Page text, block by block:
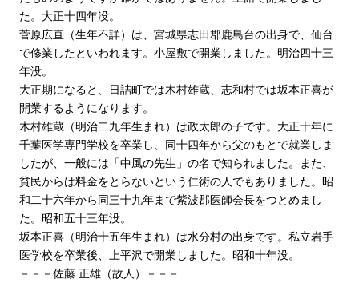
た。大正十四年没。
菅原広直（生年不詳）は、宮城県志田郡鹿島台の出身で、仙台
で修業したといわれます。小屋敷で開業しました。明治四十三
年没。
大正期になると、日詰町では木村雄蔵、志和村では坂本正喜が
開業するようになります。
木村雄蔵（明治二九年生まれ）は政太郎の子です。大正十年に
千葉医学専門学校を卒業し、同十四年から父のもとで就業しま
したが、一般には「中風の先生」の名で知られました。また、
貧民からは料金をとらないという仁術の人でもありました。昭
和二十六年から同三十九年まで紫波郡医師会長をつとめまし
た。昭和五十三年没。
坂本正喜（明治十五年生まれ）は水分村の出身です。私立岩手
医学校を卒業後、上平沢で開業しました。昭和十年没。
－－－佐藤 正雄（故人）－－－